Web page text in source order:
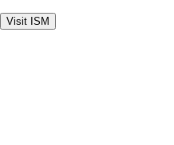
Visit ISM